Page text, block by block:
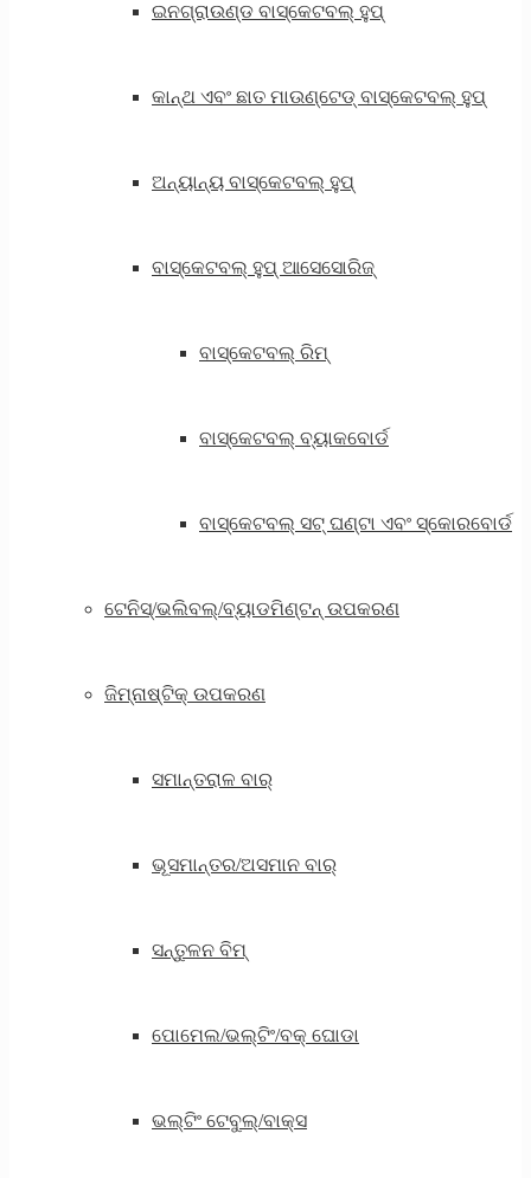
ଇନଗ୍ରାଉଣ୍ଡ ବାସ୍କେଟବଲ୍ ହୁପ୍
କାନ୍ଥ ଏବଂ ଛାତ ମାଉଣ୍ଟେଡ୍ ବାସ୍କେଟବଲ୍ ହୁପ୍
ଅନ୍ୟାନ୍ୟ ବାସ୍କେଟବଲ୍ ହୁପ୍
ବାସ୍କେଟବଲ୍ ହୁପ୍ ଆସେସୋରିଜ୍
ବାସ୍କେଟବଲ୍ ରିମ୍
ବାସ୍କେଟବଲ୍ ବ୍ୟାକବୋର୍ଡ
ବାସ୍କେଟବଲ୍ ସଟ୍ ଘଣ୍ଟା ଏବଂ ସ୍କୋରବୋର୍ଡ
ଟେନିସ୍/ଭଲିବଲ୍/ବ୍ୟାଡମିଣ୍ଟନ୍ ଉପକରଣ
ଜିମ୍ନାଷ୍ଟିକ୍ ଉପକରଣ
ସମାନ୍ତରାଳ ବାର୍
ଭୂସମାନ୍ତର/ଅସମାନ ବାର୍
ସନ୍ତୁଳନ ବିମ୍
ପୋମେଲ/ଭଲ୍ଟିଂ/ବକ୍ ଘୋଡା
ଭଲ୍ଟିଂ ଟେବୁଲ୍/ବାକ୍ସ